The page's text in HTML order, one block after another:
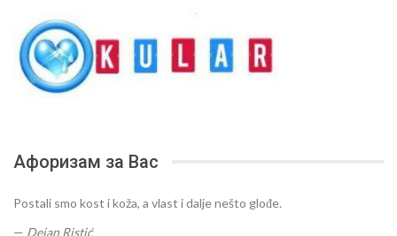
Афоризам за Вас
Postali smo kost i koža, a vlast i dalje nešto glođe.
— Dejan Ristić